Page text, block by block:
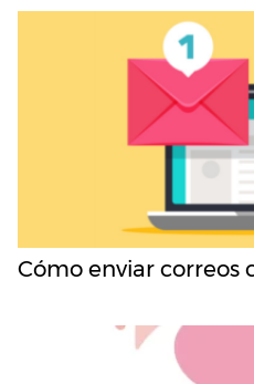
Cómo enviar correos